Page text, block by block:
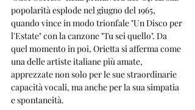
popolarità esplode nel giugno del 1965,
quando vince in modo trionfale "Un Disco per
l'Estate" con la canzone "Tu sei quello". Da
quel momento in poi, Orietta si afferma come
una delle artiste italiane più amate,
apprezzate non solo per le sue straordinarie
capacità vocali, ma anche per la sua simpatia
e spontaneità.